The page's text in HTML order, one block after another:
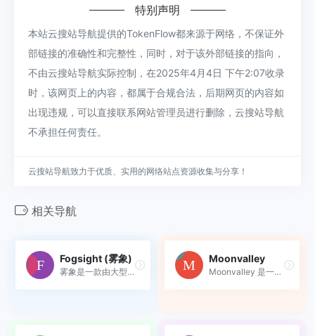
特别声明
本站云搜站导航提供的TokenFlow都来源于网络，不保证外
部链接的准确性和完整性，同时，对于该外部链接的指向，
不由云搜站导航实际控制，在2025年4月4日 下午2:07收录
时，该网页上的内容，都属于合规合法，后期网页的内容如
出现违规，可以直接联系网站管理员进行删除，云搜站导航
不承担任何责任。
云搜站导航致力于优质、实用的网络站点资源收集与分享！
相关导航
Fogsight (雾象)
雾象是一款由大型语言模型（L...
Moonvalley
Moonvalley 是一个开创性的文...